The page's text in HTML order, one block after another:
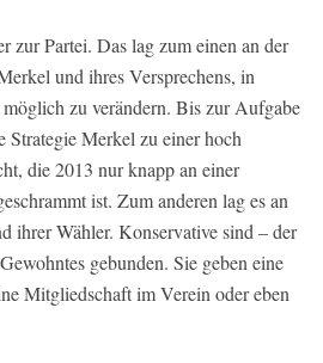
zur Partei. Das lag zum einen an der
und ihres Versprechens, in
zu verändern. Bis zur Aufgabe
Strategie Merkel zu einer hoch
die 2013 nur knapp an einer
ist. Zum anderen lag es an
ihrer Wähler. Konservative sind – der
gebunden. Sie geben eine
Mitgliedschaft im Verein oder eben